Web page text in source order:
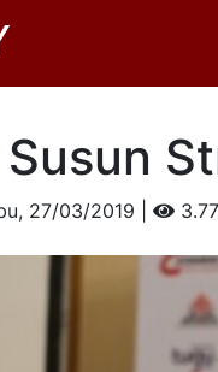
Susun
27/03/2019 |